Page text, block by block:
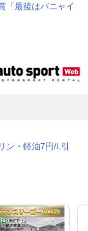
「最後はバニャイ
ン・軽油7円/L引